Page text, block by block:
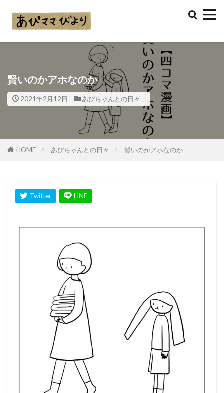
賢いのかアホなのか
2021年2月12日 あぴちゃんとの日々
HOME あぴちゃんとの日々 賢いのかアホなのか